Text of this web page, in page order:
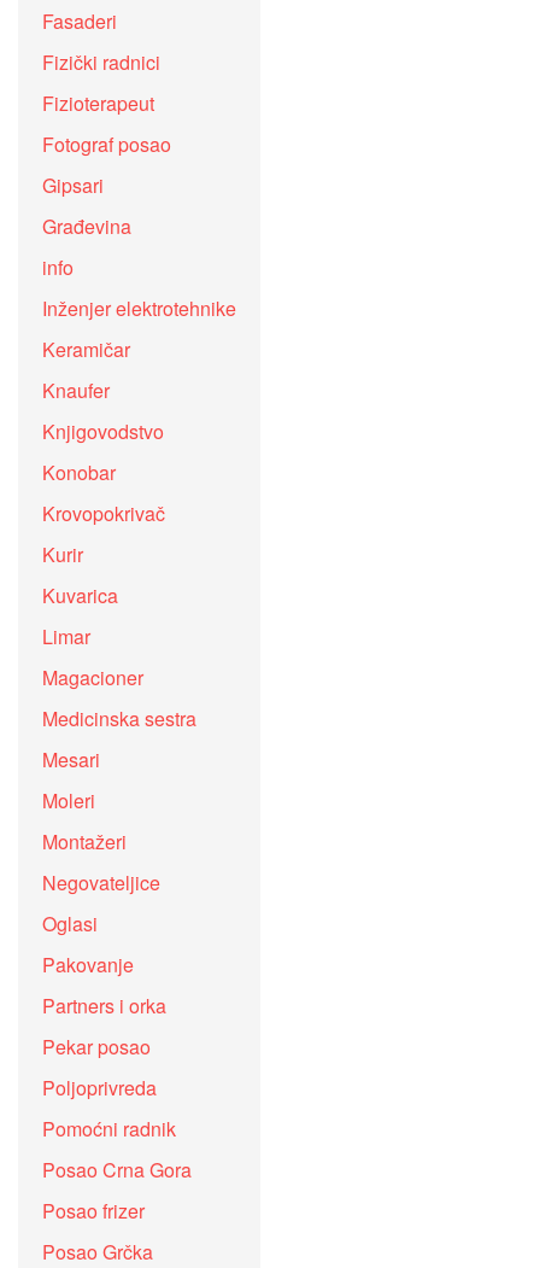
Fasaderi
Fizički radnici
Fizioterapeut
Fotograf posao
Gipsari
Građevina
info
Inženjer elektrotehnike
Keramičar
Knaufer
Knjigovodstvo
Konobar
Krovopokrivač
Kurir
Kuvarica
Limar
Magacioner
Medicinska sestra
Mesari
Moleri
Montažeri
Negovateljice
Oglasi
Pakovanje
Partners i orka
Pekar posao
Poljoprivreda
Pomoćni radnik
Posao Crna Gora
Posao frizer
Posao Grčka